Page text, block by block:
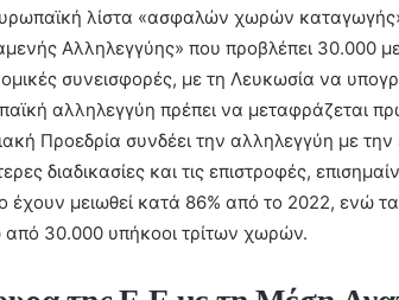
λίστα «ασφαλών χωρών
Αλληλεγγύης» που προβλέπει 30.000
συνεισφορές, με τη Λευκωσία να
αλληλεγγύη πρέπει να μεταφράζεται
Προεδρία συνδέει την αλληλεγγύη με
διαδικασίες και τις επιστροφές,
έχουν μειωθεί κατά 86% από το 2022, ενώ
30.000 υπήκοοι τρίτων χωρών.